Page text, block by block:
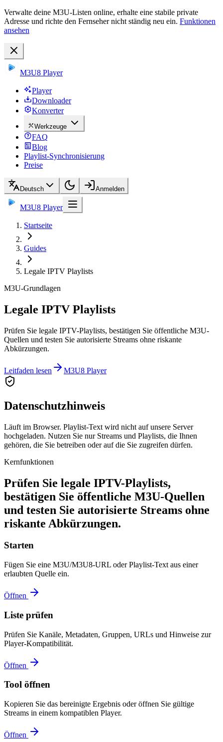
Verwalte deine M3U-Listen online, erhalte eine stabile private
Adresse und richte den Fernseher nicht ständig neu ein. Funktionen
ansehen
M3U8 Player
Player
Downloader
Konverter
Werkzeuge
FAQ
Blog
Playlist-Synchronisierung
Preise
Deutsch Anmelden
M3U8 Player
Startseite
Guides
Legale IPTV Playlists
M3U-Grundlagen
Legale IPTV Playlists
Prüfen Sie legale IPTV-Playlists, bestätigen Sie öffentliche M3U-
Quellen und testen Sie autorisierte Streams ohne riskante
Abkürzungen.
Leitfaden lesen M3U8 Player
Datenschutzhinweis
Läuft im Browser. Playlist-Text wird nicht auf unsere Server
hochgeladen. Nutzen Sie nur Streams und Playlists, die Ihnen
gehören, die Sie betreiben oder auf die Sie zugreifen dürfen.
Kernfunktionen
Prüfen Sie legale IPTV-Playlists,
bestätigen Sie öffentliche M3U-Quellen
und testen Sie autorisierte Streams ohne
riskante Abkürzungen.
Starten
Fügen Sie eine M3U/M3U8-URL oder Playlist-Text aus einer
erlaubten Quelle ein.
Öffnen
Liste prüfen
Prüfen Sie Kanäle, Metadaten, Gruppen, URLs und Hinweise zur
Player-Kompatibilität.
Öffnen
Tool öffnen
Kopieren Sie das bereinigte Ergebnis oder öffnen Sie gültige
Streams in einem kompatiblen Player.
Öffnen